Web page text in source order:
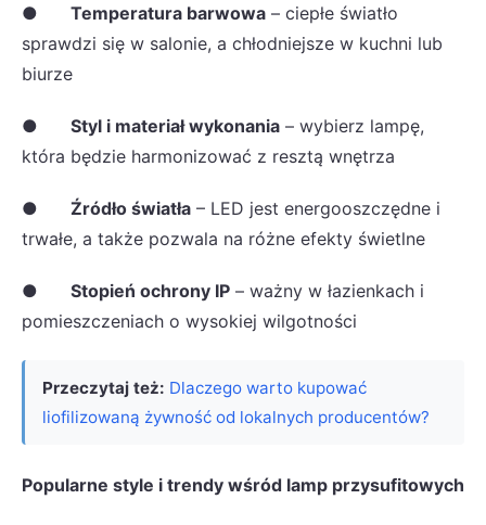
● Temperatura barwowa – ciepłe światło
sprawdzi się w salonie, a chłodniejsze w kuchni lub
biurze
● Styl i materiał wykonania – wybierz lampę,
która będzie harmonizować z resztą wnętrza
● Źródło światła – LED jest energooszczędne i
trwałe, a także pozwala na różne efekty świetlne
● Stopień ochrony IP – ważny w łazienkach i
pomieszczeniach o wysokiej wilgotności
Przeczytaj też: Dlaczego warto kupować
liofilizowaną żywność od lokalnych producentów?
Popularne style i trendy wśród lamp przysufitowych